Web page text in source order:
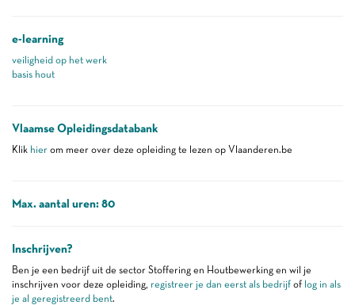
e-learning
veiligheid op het werk
basis hout
Vlaamse Opleidingsdatabank
Klik hier om meer over deze opleiding te lezen op Vlaanderen.be
Max. aantal uren: 80
Inschrijven?
Ben je een bedrijf uit de sector Stoffering en Houtbewerking en wil je
inschrijven voor deze opleiding, registreer je dan eerst als bedrijf of log in als
je al geregistreerd bent.